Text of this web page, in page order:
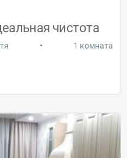
чистота
• 1 комната